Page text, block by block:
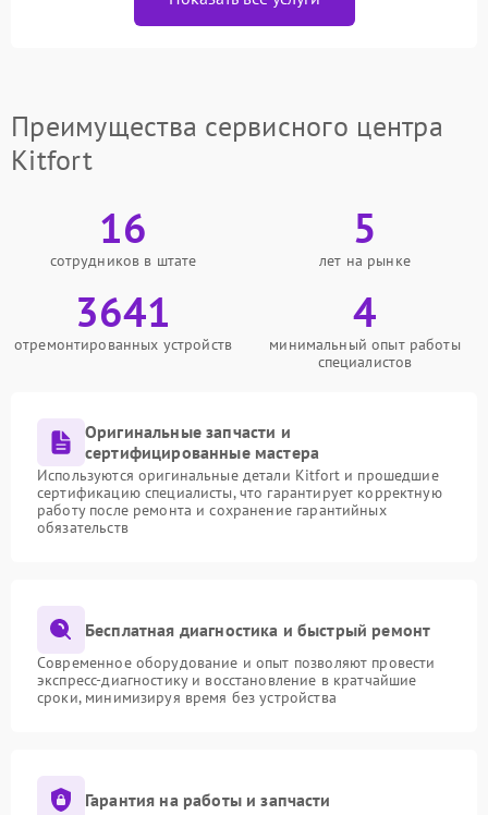
Преимущества сервисного центра
Kitfort
16
сотрудников в штате
5
лет на рынке
3641
отремонтированных устройств
4
минимальный опыт работы
специалистов
Оригинальные запчасти и
сертифицированные мастера
Используются оригинальные детали Kitfort и прошедшие
сертификацию специалисты, что гарантирует корректную
работу после ремонта и сохранение гарантийных
обязательств
Бесплатная диагностика и быстрый ремонт
Современное оборудование и опыт позволяют провести
экспресс-диагностику и восстановление в кратчайшие
сроки, минимизируя время без устройства
Гарантия на работы и запчасти